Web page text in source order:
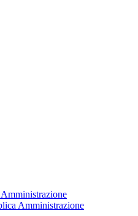
Amministrazione